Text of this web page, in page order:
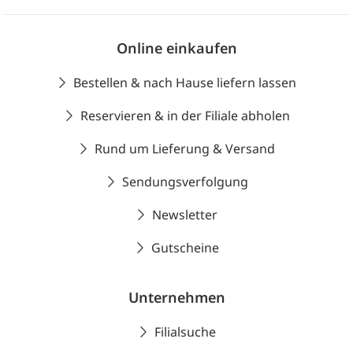
Online einkaufen
Bestellen & nach Hause liefern lassen
Reservieren & in der Filiale abholen
Rund um Lieferung & Versand
Sendungsverfolgung
Newsletter
Gutscheine
Unternehmen
Filialsuche